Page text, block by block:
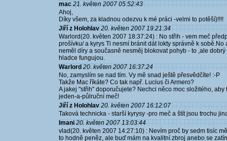
mac 21. květen 2007 05:52:43
Ahoj,
Díky všem, za kladnou odezvu k mé práci -velmi to potěší)!!!!
Jiří z Holohlav 20. květen 2007 19:21:34
Warlord(20. květen 2007 18:37:24) : No střih - vem meč
prošívku/ a kyrys Ti nesmí bránit dát lokty správně k
neměl díry a současně nesměj blokovat pohyb - to ,ale
hladce fungujou.
Warlord 20. květen 2007 16:37:24
No, zamyslím se nad tím. Vy mě snad ještě přesvědčíte! :-P
Takže Mac říkáte? Co tak např. Lucius či Armero?
A jakej "střih" doporučujete? Nechci něco moc složitého,
jeden-a-půlruční meč!
Jiří z Holohlav 20. květen 2007 16:12:07
Taková technicka - starší kyrysy -pro meč a štít jsou trochu
Imani 20. květen 2007 13:03:44
vlad(20. květen 2007 14:27:10) : Nevím proč by sedm tisíc
to hodně peněz, ale buď mám na kvalitní zbroj anebo se